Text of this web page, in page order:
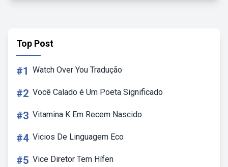
Top Post
#1 Watch Over You Tradução
#2 Você Calado é Um Poeta Significado
#3 Vitamina K Em Recem Nascido
#4 Vicios De Linguagem Eco
#5 Vice Diretor Tem Hífen